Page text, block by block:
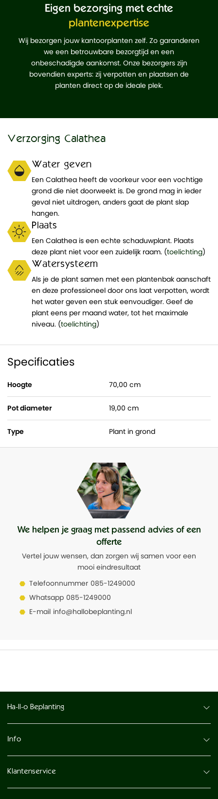
Eigen bezorging met echte
plantenexpertise
Wij bezorgen jouw kantoorplanten zelf. Zo garanderen
we een betrouwbare bezorgtijd en een
onbeschadigde aankomst. Onze bezorgers zijn
bovendien experts: zij verpotten en plaatsen de
planten direct op de ideale plek.
Verzorging Calathea
Water geven
Een Calathea heeft de voorkeur voor een vochtige
grond die niet doorweekt is. De grond mag in ieder
geval niet uitdrogen, anders gaat de plant slap
hangen.
Plaats
Een Calathea is een echte schaduwplant. Plaats
deze plant niet voor een zuidelijk raam. (toelichting)
Watersysteem
Als je de plant samen met een plantenbak aanschaft
en deze professioneel door ons laat verpotten, wordt
het water geven een stuk eenvoudiger. Geef de
plant eens per maand water, tot het maximale
niveau. (toelichting)
Specificaties
Hoogte 70,00 cm
Pot diameter 19,00 cm
Type Plant in grond
We helpen je graag met passend advies of een
offerte
Vertel jouw wensen, dan zorgen wij samen voor een
mooi eindresultaat
Telefoonnummer 085-1249000
Whatsapp 085-1249000
E-mail info@hallobeplanting.nl
Ha-ll-o Beplanting
Info
Klantenservice